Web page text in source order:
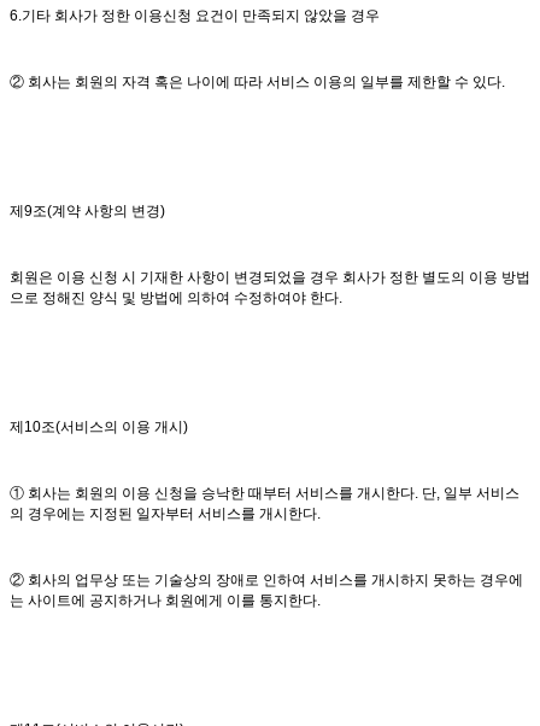
6.기타 회사가 정한 이용신청 요건이 만족되지 않았을 경우
② 회사는 회원의 자격 혹은 나이에 따라 서비스 이용의 일부를 제한할 수 있다.
제9조(계약 사항의 변경)
회원은 이용 신청 시 기재한 사항이 변경되었을 경우 회사가 정한 별도의 이용 방법
으로 정해진 양식 및 방법에 의하여 수정하여야 한다.
제10조(서비스의 이용 개시)
① 회사는 회원의 이용 신청을 승낙한 때부터 서비스를 개시한다. 단, 일부 서비스
의 경우에는 지정된 일자부터 서비스를 개시한다.
② 회사의 업무상 또는 기술상의 장애로 인하여 서비스를 개시하지 못하는 경우에
는 사이트에 공지하거나 회원에게 이를 통지한다.